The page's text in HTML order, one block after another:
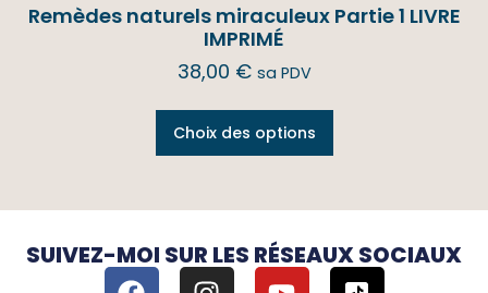
Remèdes naturels miraculeux Partie 1 LIVRE
IMPRIMÉ
38,00 € sa PDV
Choix des options
SUIVEZ-MOI SUR LES RÉSEAUX SOCIAUX